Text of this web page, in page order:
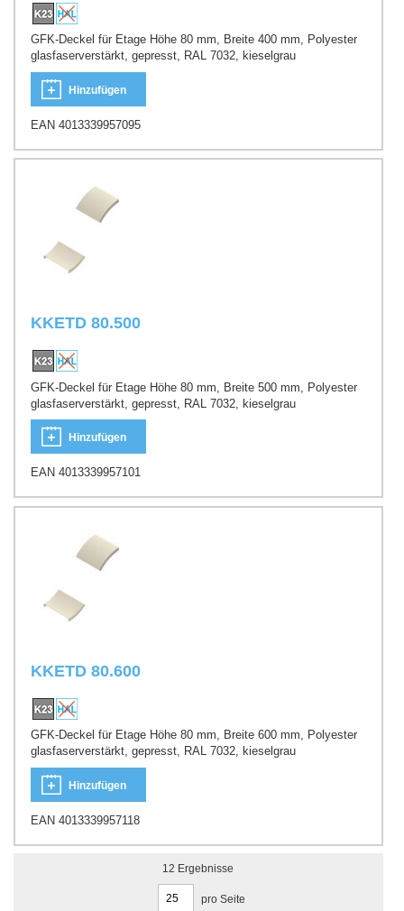
GFK-Deckel für Etage Höhe 80 mm, Breite 400 mm, Polyester
glasfaserverstärkt, gepresst, RAL 7032, kieselgrau
Hinzufügen
EAN 4013339957095
KKETD 80.500
GFK-Deckel für Etage Höhe 80 mm, Breite 500 mm, Polyester
glasfaserverstärkt, gepresst, RAL 7032, kieselgrau
Hinzufügen
EAN 4013339957101
KKETD 80.600
GFK-Deckel für Etage Höhe 80 mm, Breite 600 mm, Polyester
glasfaserverstärkt, gepresst, RAL 7032, kieselgrau
Hinzufügen
EAN 4013339957118
12 Ergebnisse
pro Seite